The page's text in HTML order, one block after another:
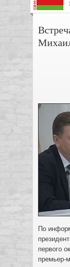
По
первого
премьер-